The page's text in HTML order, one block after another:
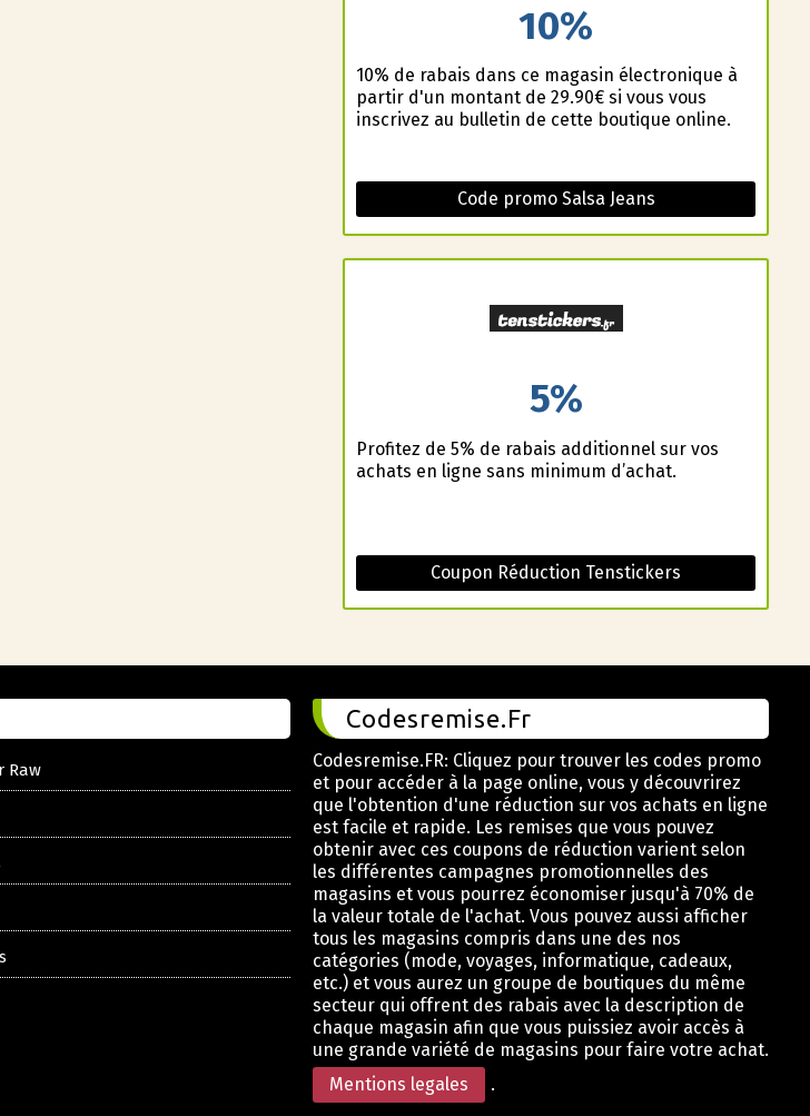
10%
10% de rabais dans ce magasin électronique à
partir d'un montant de 29.90€ si vous vous
inscrivez au bulletin de cette boutique online.
Code promo Salsa Jeans
5%
Profitez de 5% de rabais additionnel sur vos
achats en ligne sans minimum d’achat.
Coupon Réduction Tenstickers
Raw
Codesremise.Fr
Codesremise.FR: Cliquez pour trouver les codes promo
et pour accéder à la page online, vous y découvrirez
que l'obtention d'une réduction sur vos achats en ligne
est facile et rapide. Les remises que vous pouvez
obtenir avec ces coupons de réduction varient selon
les différentes campagnes promotionnelles des
magasins et vous pourrez économiser jusqu'à 70% de
la valeur totale de l'achat. Vous pouvez aussi afficher
tous les magasins compris dans une des nos
catégories (mode, voyages, informatique, cadeaux,
etc.) et vous aurez un groupe de boutiques du même
secteur qui offrent des rabais avec la description de
chaque magasin afin que vous puissiez avoir accès à
une grande variété de magasins pour faire votre achat.
Mentions legales
.